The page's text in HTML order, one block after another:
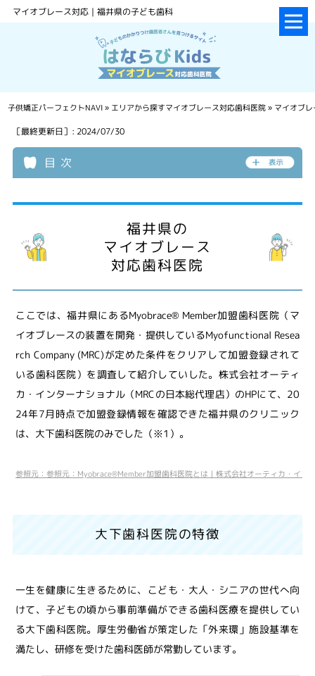
マイオブレース対応｜福井県の子ども歯科
子供矯正パーフェクトNAVI» エリアから探すマイオブレース対応歯科医院» マイオブ
［最終更新日］: 2024/07/30
目 次
福井県の
マイオブレース
対応歯科医院
ここでは、福井県にあるMyobrace® Member加盟歯科医院（マ
イオブレースの装置を開発・提供しているMyofunctional Resea
rch Company (MRC)が定めた条件をクリアして加盟登録されて
いる歯科医院）を調査して紹介していした。株式会社オーティ
カ・インターナショナル（MRCの日本総代理店）のHPにて、20
24年7月時点で加盟登録情報を確認できた福井県のクリニック
は、大下歯科医院のみでした（※1）。
参照元：参照元：Myobrace®Member加盟歯科医院とは｜株式会社オーティカ・
大下歯科医院の特徴
一生を健康に生きるために、こども・大人・シニアの世代へ向
けて、子どもの頃から事前準備ができる歯科医療を提供してい
る大下歯科医院。厚生労働省が策定した「外来環」施設基準を
満たし、研修を受けた歯科医師が常勤しています。